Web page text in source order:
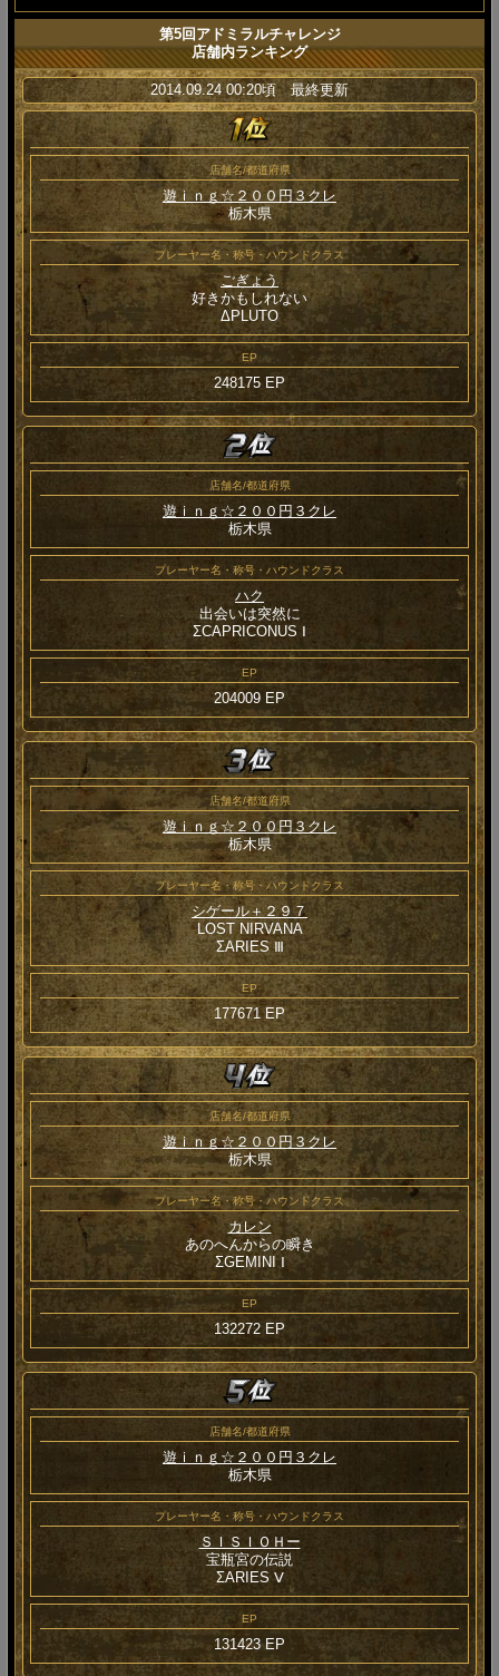
第5回アドミラルチャレンジ
店舗内ランキング
2014.09.24 00:20頃 最終更新
店舗名/都道府県
遊ｉｎｇ☆２００円３クレ
栃木県
プレーヤー名・称号・ハウンドクラス
ごぎょう
好きかもしれない
ΔPLUTO
EP
248175 EP
店舗名/都道府県
遊ｉｎｇ☆２００円３クレ
栃木県
プレーヤー名・称号・ハウンドクラス
ハク
出会いは突然に
ΣCAPRICONUS Ⅰ
EP
204009 EP
店舗名/都道府県
遊ｉｎｇ☆２００円３クレ
栃木県
プレーヤー名・称号・ハウンドクラス
シゲール＋２９７
LOST NIRVANA
ΣARIES Ⅲ
EP
177671 EP
店舗名/都道府県
遊ｉｎｇ☆２００円３クレ
栃木県
プレーヤー名・称号・ハウンドクラス
カレン
あのへんからの瞬き
ΣGEMINI Ⅰ
EP
132272 EP
店舗名/都道府県
遊ｉｎｇ☆２００円３クレ
栃木県
プレーヤー名・称号・ハウンドクラス
ＳＩＳＩＯＨー
宝瓶宮の伝説
ΣARIES Ⅴ
EP
131423 EP